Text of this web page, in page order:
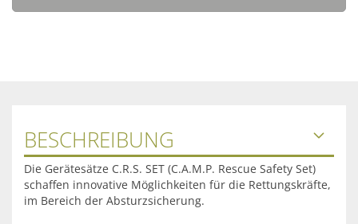
BESCHREIBUNG
Die Gerätesätze C.R.S. SET (C.A.M.P. Rescue Safety Set)
schaffen innovative Möglichkeiten für die Rettungskräfte,
im Bereich der Absturzsicherung.